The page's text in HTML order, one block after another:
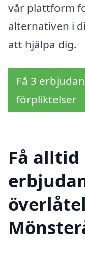
vår plattform
alternativen i
att hjälpa dig.
Få 3
förpliktelser
Få